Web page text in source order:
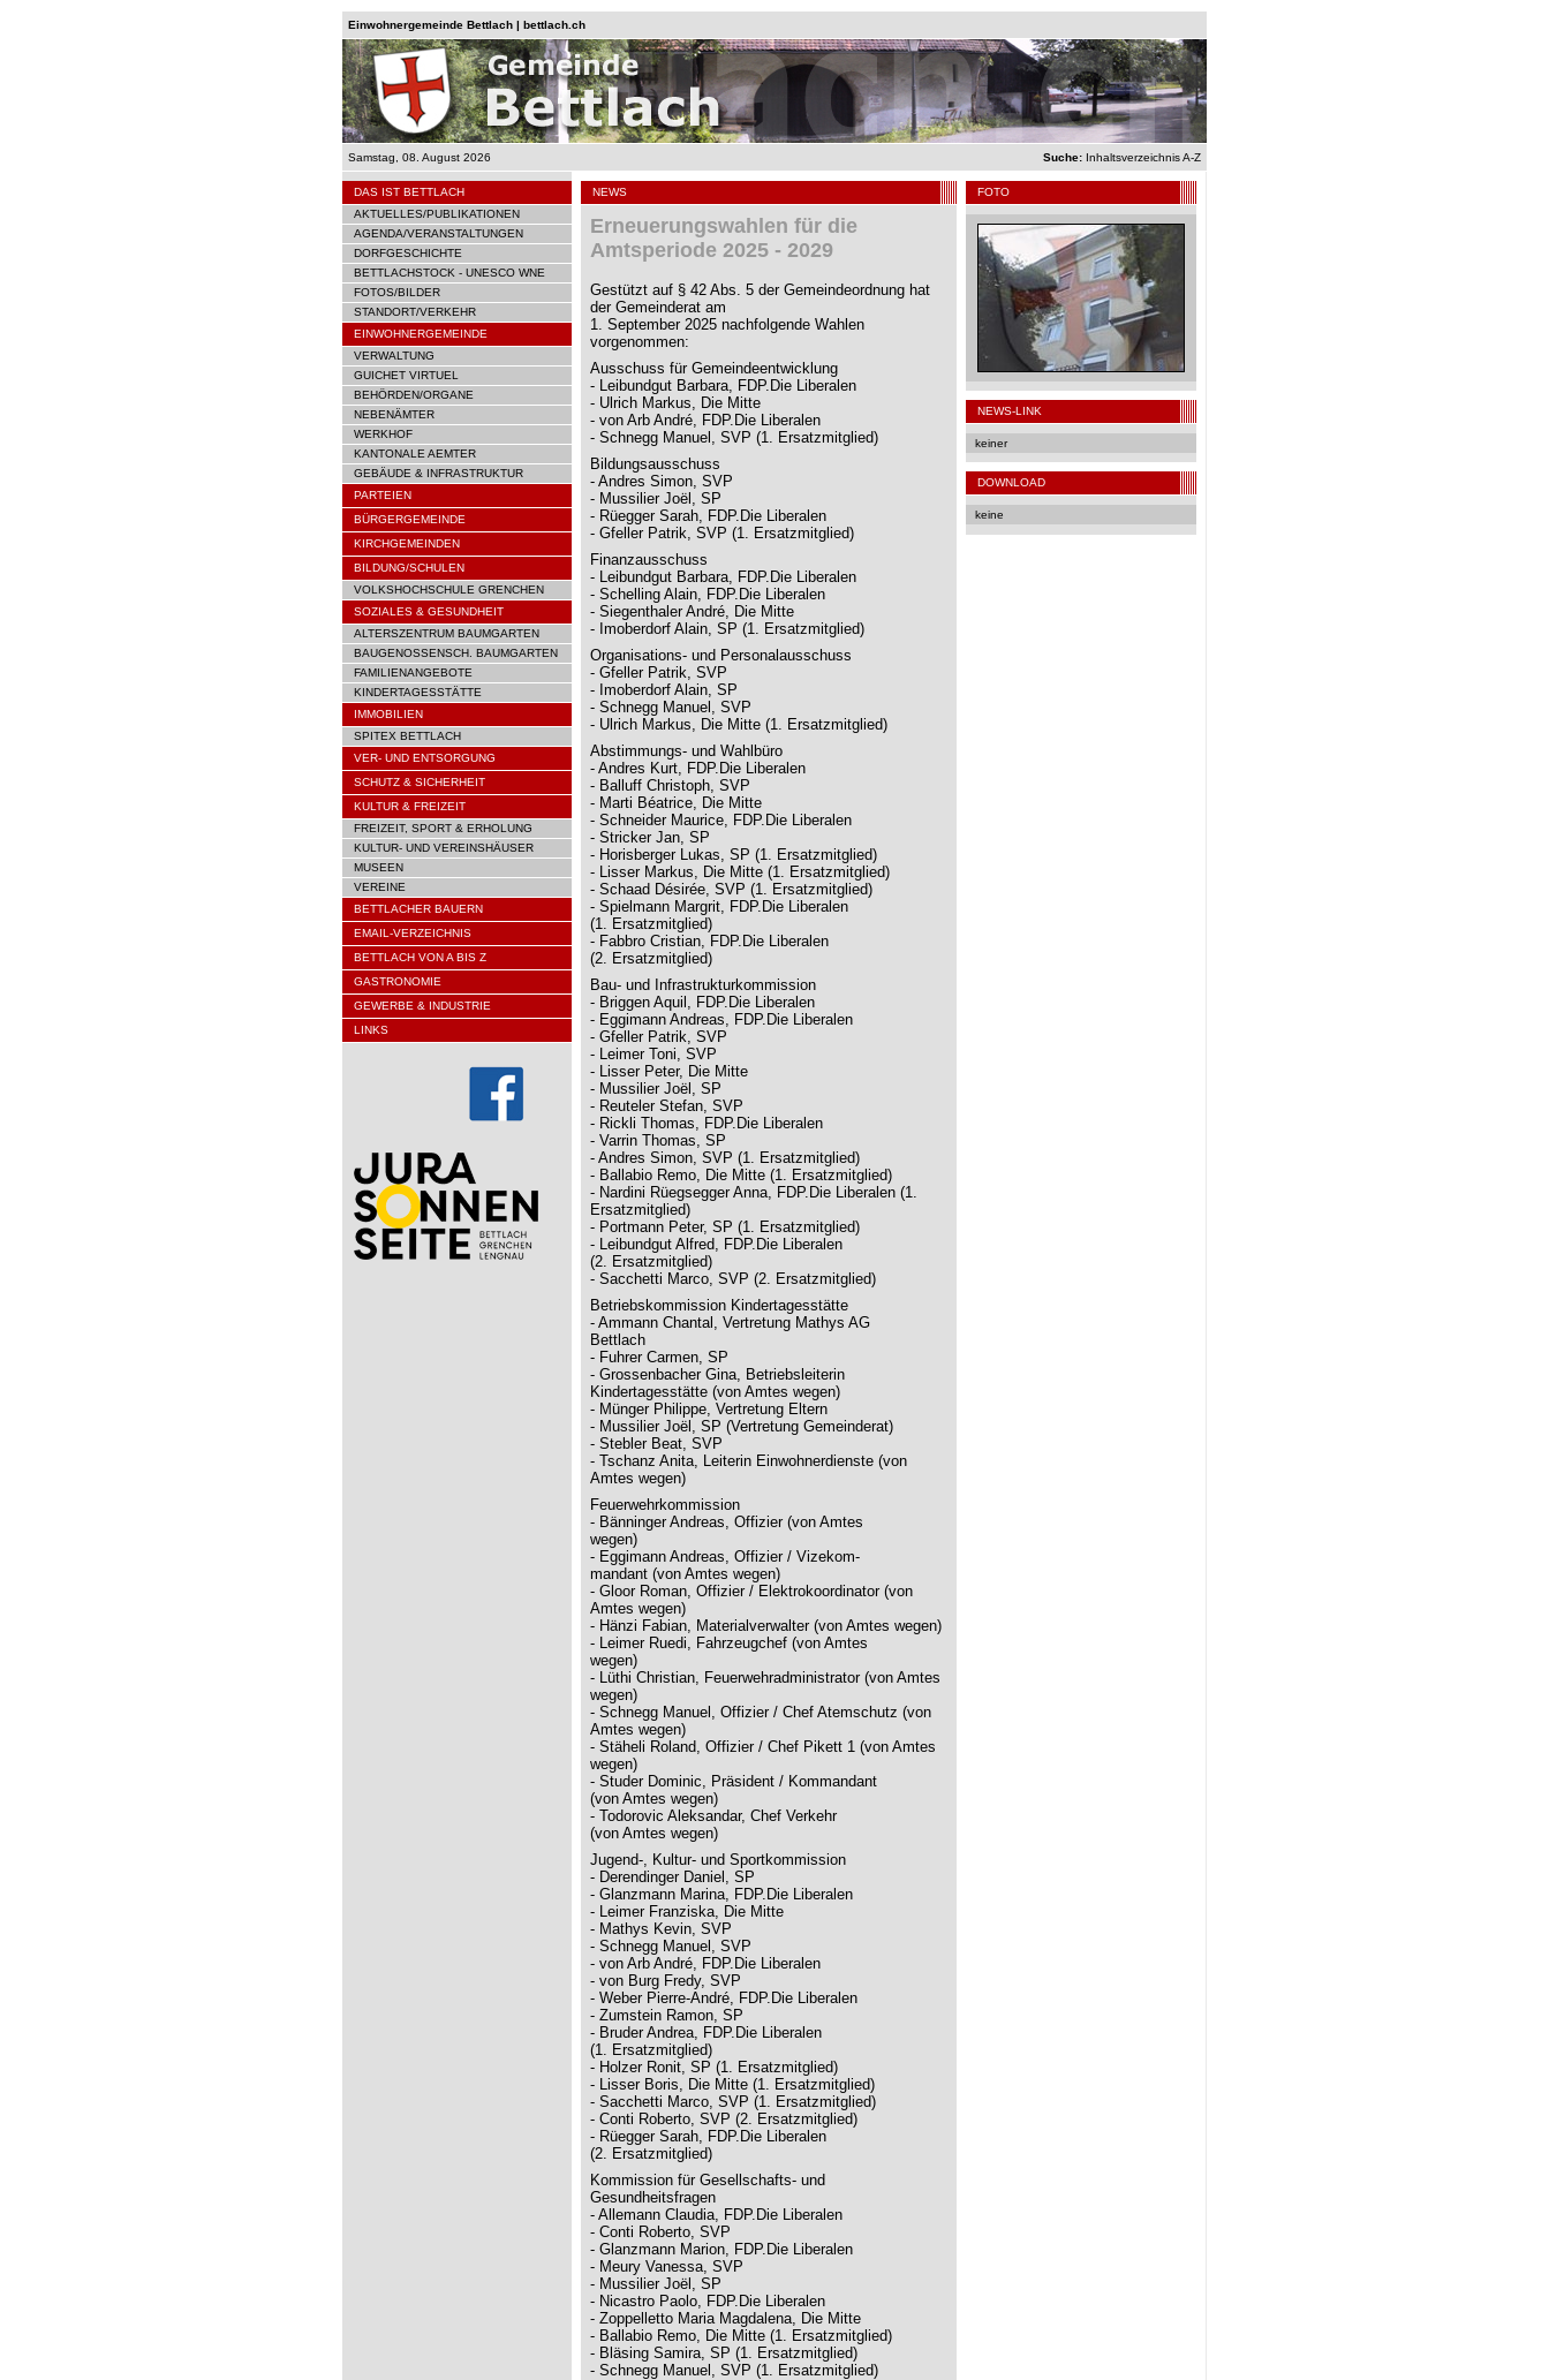
Einwohnergemeinde Bettlach | bettlach.ch
Samstag, 08. August 2026 Suche: Inhaltsverzeichnis A-Z
DAS IST BETTLACH
AKTUELLES/PUBLIKATIONEN
AGENDA/VERANSTALTUNGEN
DORFGESCHICHTE
BETTLACHSTOCK - UNESCO WNE
FOTOS/BILDER
STANDORT/VERKEHR
EINWOHNERGEMEINDE
VERWALTUNG
GUICHET VIRTUEL
BEHÖRDEN/ORGANE
NEBENÄMTER
WERKHOF
KANTONALE AEMTER
GEBÄUDE & INFRASTRUKTUR
PARTEIEN
BÜRGERGEMEINDE
KIRCHGEMEINDEN
BILDUNG/SCHULEN
VOLKSHOCHSCHULE GRENCHEN
SOZIALES & GESUNDHEIT
ALTERSZENTRUM BAUMGARTEN
BAUGENOSSENSCH. BAUMGARTEN
FAMILIENANGEBOTE
KINDERTAGESSTÄTTE
IMMOBILIEN
SPITEX BETTLACH
VER- UND ENTSORGUNG
SCHUTZ & SICHERHEIT
KULTUR & FREIZEIT
FREIZEIT, SPORT & ERHOLUNG
KULTUR- UND VEREINSHÄUSER
MUSEEN
VEREINE
BETTLACHER BAUERN
EMAIL-VERZEICHNIS
BETTLACH VON A BIS Z
GASTRONOMIE
GEWERBE & INDUSTRIE
LINKS
NEWS
Erneuerungswahlen für die
Amtsperiode 2025 - 2029
Gestützt auf § 42 Abs. 5 der Gemeindeordnung hat
der Gemeinderat am
1. September 2025 nachfolgende Wahlen
vorgenommen:
Ausschuss für Gemeindeentwicklung
- Leibundgut Barbara, FDP.Die Liberalen
- Ulrich Markus, Die Mitte
- von Arb André, FDP.Die Liberalen
- Schnegg Manuel, SVP (1. Ersatzmitglied)
Bildungsausschuss
- Andres Simon, SVP
- Mussilier Joël, SP
- Rüegger Sarah, FDP.Die Liberalen
- Gfeller Patrik, SVP (1. Ersatzmitglied)
Finanzausschuss
- Leibundgut Barbara, FDP.Die Liberalen
- Schelling Alain, FDP.Die Liberalen
- Siegenthaler André, Die Mitte
- Imoberdorf Alain, SP (1. Ersatzmitglied)
Organisations- und Personalausschuss
- Gfeller Patrik, SVP
- Imoberdorf Alain, SP
- Schnegg Manuel, SVP
- Ulrich Markus, Die Mitte (1. Ersatzmitglied)
Abstimmungs- und Wahlbüro
- Andres Kurt, FDP.Die Liberalen
- Balluff Christoph, SVP
- Marti Béatrice, Die Mitte
- Schneider Maurice, FDP.Die Liberalen
- Stricker Jan, SP
- Horisberger Lukas, SP (1. Ersatzmitglied)
- Lisser Markus, Die Mitte (1. Ersatzmitglied)
- Schaad Désirée, SVP (1. Ersatzmitglied)
- Spielmann Margrit, FDP.Die Liberalen
(1. Ersatzmitglied)
- Fabbro Cristian, FDP.Die Liberalen
(2. Ersatzmitglied)
Bau- und Infrastrukturkommission
- Briggen Aquil, FDP.Die Liberalen
- Eggimann Andreas, FDP.Die Liberalen
- Gfeller Patrik, SVP
- Leimer Toni, SVP
- Lisser Peter, Die Mitte
- Mussilier Joël, SP
- Reuteler Stefan, SVP
- Rickli Thomas, FDP.Die Liberalen
- Varrin Thomas, SP
- Andres Simon, SVP (1. Ersatzmitglied)
- Ballabio Remo, Die Mitte (1. Ersatzmitglied)
- Nardini Rüegsegger Anna, FDP.Die Liberalen (1.
Ersatzmitglied)
- Portmann Peter, SP (1. Ersatzmitglied)
- Leibundgut Alfred, FDP.Die Liberalen
(2. Ersatzmitglied)
- Sacchetti Marco, SVP (2. Ersatzmitglied)
Betriebskommission Kindertagesstätte
- Ammann Chantal, Vertretung Mathys AG
Bettlach
- Fuhrer Carmen, SP
- Grossenbacher Gina, Betriebsleiterin
Kindertagesstätte (von Amtes wegen)
- Münger Philippe, Vertretung Eltern
- Mussilier Joël, SP (Vertretung Gemeinderat)
- Stebler Beat, SVP
- Tschanz Anita, Leiterin Einwohnerdienste (von
Amtes wegen)
Feuerwehrkommission
- Bänninger Andreas, Offizier (von Amtes
wegen)
- Eggimann Andreas, Offizier / Vizekom-
mandant (von Amtes wegen)
- Gloor Roman, Offizier / Elektrokoordinator (von
Amtes wegen)
- Hänzi Fabian, Materialverwalter (von Amtes wegen)
- Leimer Ruedi, Fahrzeugchef (von Amtes
wegen)
- Lüthi Christian, Feuerwehradministrator (von Amtes
wegen)
- Schnegg Manuel, Offizier / Chef Atemschutz (von
Amtes wegen)
- Stäheli Roland, Offizier / Chef Pikett 1 (von Amtes
wegen)
- Studer Dominic, Präsident / Kommandant
(von Amtes wegen)
- Todorovic Aleksandar, Chef Verkehr
(von Amtes wegen)
Jugend-, Kultur- und Sportkommission
- Derendinger Daniel, SP
- Glanzmann Marina, FDP.Die Liberalen
- Leimer Franziska, Die Mitte
- Mathys Kevin, SVP
- Schnegg Manuel, SVP
- von Arb André, FDP.Die Liberalen
- von Burg Fredy, SVP
- Weber Pierre-André, FDP.Die Liberalen
- Zumstein Ramon, SP
- Bruder Andrea, FDP.Die Liberalen
(1. Ersatzmitglied)
- Holzer Ronit, SP (1. Ersatzmitglied)
- Lisser Boris, Die Mitte (1. Ersatzmitglied)
- Sacchetti Marco, SVP (1. Ersatzmitglied)
- Conti Roberto, SVP (2. Ersatzmitglied)
- Rüegger Sarah, FDP.Die Liberalen
(2. Ersatzmitglied)
Kommission für Gesellschafts- und
Gesundheitsfragen
- Allemann Claudia, FDP.Die Liberalen
- Conti Roberto, SVP
- Glanzmann Marion, FDP.Die Liberalen
- Meury Vanessa, SVP
- Mussilier Joël, SP
- Nicastro Paolo, FDP.Die Liberalen
- Zoppelletto Maria Magdalena, Die Mitte
- Ballabio Remo, Die Mitte (1. Ersatzmitglied)
- Bläsing Samira, SP (1. Ersatzmitglied)
- Schnegg Manuel, SVP (1. Ersatzmitglied)
FOTO
NEWS-LINK
keiner
DOWNLOAD
keine